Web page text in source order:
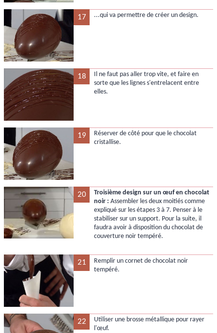
17 ...qui va permettre de créer un design.
18
Il ne faut pas aller trop vite, et faire en
sorte que les lignes s'entrelacent entre
elles.
19
Réserver de côté pour que le chocolat
cristallise.
20
Troisième design sur un œuf en chocolat
noir : Assembler les deux moitiés comme
expliqué sur les étapes 3 à 7. Penser à le
stabiliser sur un support. Pour la suite, il
faudra avoir à disposition du chocolat de
couverture noir tempéré.
21
Remplir un cornet de chocolat noir
tempéré.
22
Utiliser une brosse métallique pour rayer
l'œuf.